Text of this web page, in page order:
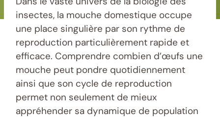
insectes, la mouche domestique occupe
une place singulière par son rythme de
reproduction particulièrement rapide et
efficace. Comprendre combien d’œufs une
mouche peut pondre quotidiennement
ainsi que son cycle de reproduction
permet non seulement de mieux
appréhender sa dynamique de population